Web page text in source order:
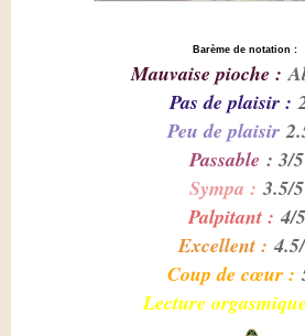
Barème de notation :
Mauvaise pioche :
Pas de plaisir :
Peu de plaisir
Passable : 3/5
Sympa :3.5/5
Palpitant : 4/5
Excellent :
Coup de cœur :
Lecture